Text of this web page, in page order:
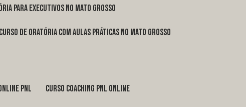
para executivos no Mato Grosso
curso de oratória com aulas práticas no Mato Grosso
pnl curso coaching pnl online